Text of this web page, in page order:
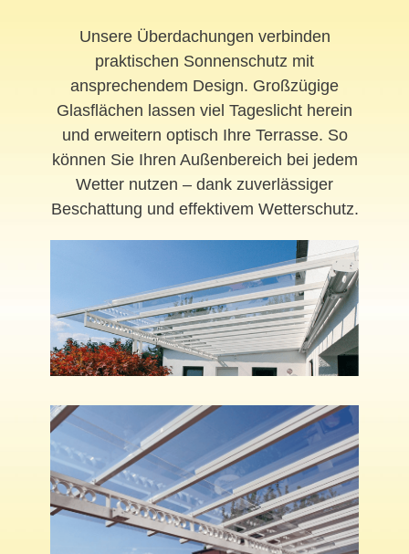
Unsere Überdachungen verbinden
praktischen Sonnenschutz mit
ansprechendem Design. Großzügige
Glasflächen lassen viel Tageslicht herein
und erweitern optisch Ihre Terrasse. So
können Sie Ihren Außenbereich bei jedem
Wetter nutzen – dank zuverlässiger
Beschattung und effektivem Wetterschutz.